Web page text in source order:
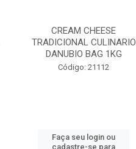
CREAM CHEESE
TRADICIONAL CULINARIO
DANUBIO BAG 1KG
Código: 21112
Faça seu login ou
cadastre-se para